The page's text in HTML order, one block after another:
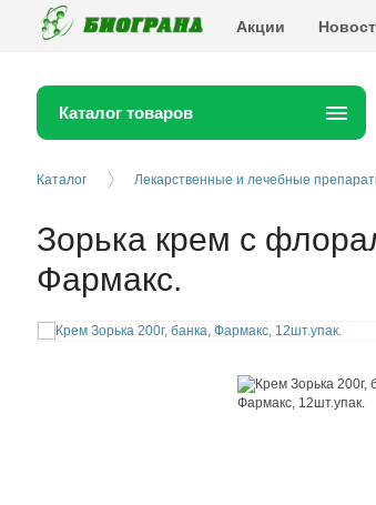
Акции
Каталог товаров
Каталог Лекарственные и лечебные
Зорька крем с
Фармакс.